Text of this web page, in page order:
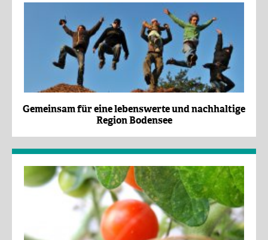
Gemeinsam für eine lebenswerte und nachhaltige
Region Bodensee